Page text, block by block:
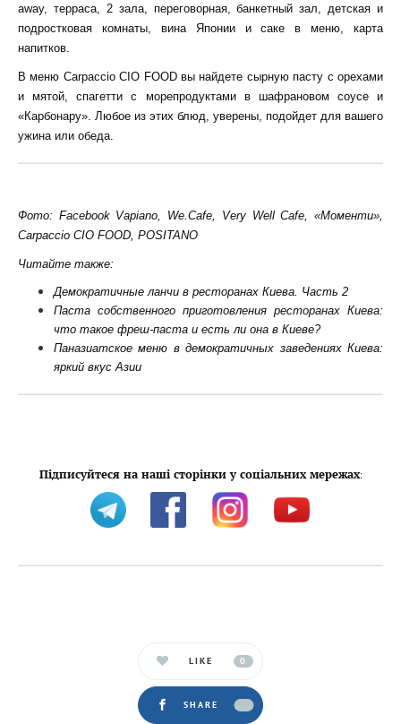
away, терраса, 2 зала, переговорная, банкетный зал, детская и
подростковая комнаты, вина Японии и саке в меню, карта
напитков.
В меню Carpaccio CIO FOOD вы найдете сырную пасту с орехами
и мятой, спагетти с морепродуктами в шафрановом соусе и
«Карбонару». Любое из этих блюд, уверены, подойдет для вашего
ужина или обеда.
Фото: Facebook Vapiano, We.Cafe, Very Well Cafe, «Моменти»,
Carpaccio CIO FOOD, POSITANO
Читайте также:
Демократичные ланчи в ресторанах Киева. Часть 2
Паста собственного приготовления ресторанах Киева:
что такое фреш-паста и есть ли она в Киеве?
Паназиатское меню в демократичных заведениях Киева:
яркий вкус Азии
Підписуйтеся на наші сторінки у соціальних мережах:
LIKE 0
SHARE